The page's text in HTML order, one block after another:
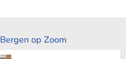
op Zoom